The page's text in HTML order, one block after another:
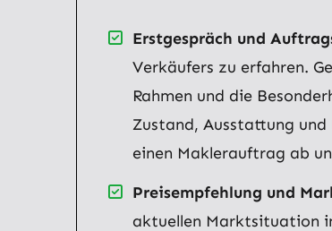
Erstgespräch und
Verkäufers zu erfahren.
Rahmen und die
Zustand, Ausstattung
einen Maklerauftrag ab
Preisempfehlung und
aktuellen Marktsituation